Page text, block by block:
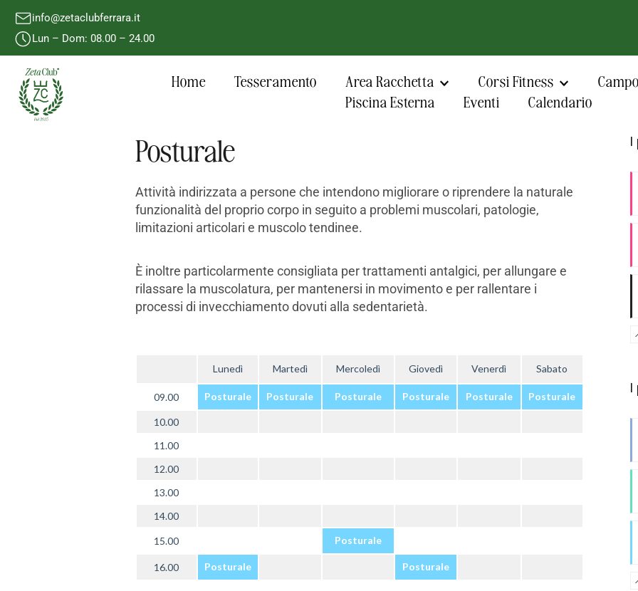
info@zetaclubferrara.it
Lun – Dom: 08.00 – 24.00
Home Tesseramento Area Racchetta Corsi Fitness
Piscina Esterna
Eventi Calendario
Posturale
Attività indirizzata a persone che intendono migliorare o riprendere la naturale
funzionalità del proprio corpo in seguito a problemi muscolari, patologie,
limitazioni articolari e muscolo tendinee.
È inoltre particolarmente consigliata per trattamenti antalgici, per allungare e
rilassare la muscolatura, per mantenersi in movimento e per rallentare i
processi di invecchiamento dovuti alla sedentarietà.
Lunedì Martedì Mercoledì Giovedì Venerdì Sabato
09.00 Posturale Posturale Posturale Posturale Posturale Posturale
10.00
11.00
12.00
13.00
14.00
15.00 Posturale
16.00 Posturale Posturale
I
I